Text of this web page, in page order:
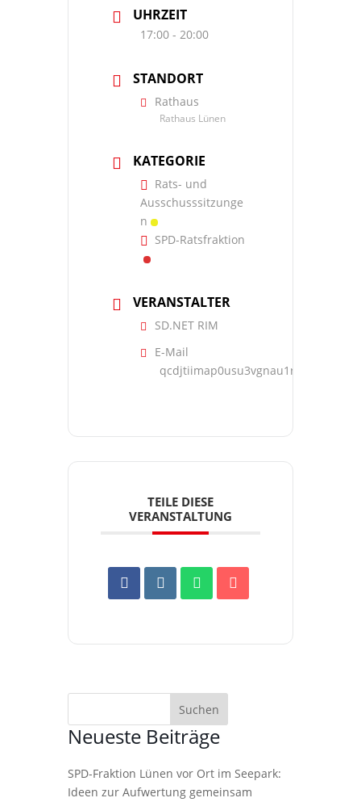
UHRZEIT
17:00 - 20:00
STANDORT
Rathaus
Rathaus Lünen
KATEGORIE
Rats- und
Ausschusssitzunge
n
SPD-Ratsfraktion
VERANSTALTER
SD.NET RIM
E-Mail
TEILE DIESE
VERANSTALTUNG
Neueste Beiträge
SPD-Fraktion Lünen vor Ort im Seepark:
Ideen zur Aufwertung gemeinsam